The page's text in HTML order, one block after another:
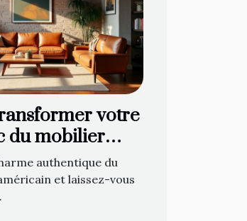
votre
du mobilier
?
authentique du
et laissez-vous